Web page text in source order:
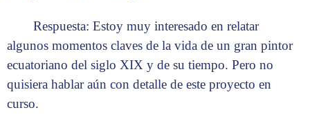
Respuesta: Estoy muy interesado en relatar
algunos momentos claves de la vida de un gran pintor
ecuatoriano del siglo XIX y de su tiempo. Pero no
quisiera hablar aún con detalle de este proyecto en
curso.